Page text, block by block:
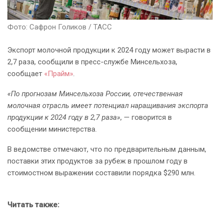
Фото: Сафрон Голиков / ТАСС
Экспорт молочной продукции к 2024 году может вырасти в
2,7 раза, сообщили в пресс-службе Минсельхоза,
сообщает «Прайм».
«По прогнозам Минсельхоза России, отечественная
молочная отрасль имеет потенциал наращивания экспорта
продукции к 2024 году в 2,7 раза», — говорится в
сообщении министерства.
В ведомстве отмечают, что по предварительным данным,
поставки этих продуктов за рубеж в прошлом году в
стоимостном выражении составили порядка $290 млн.
Читать также: